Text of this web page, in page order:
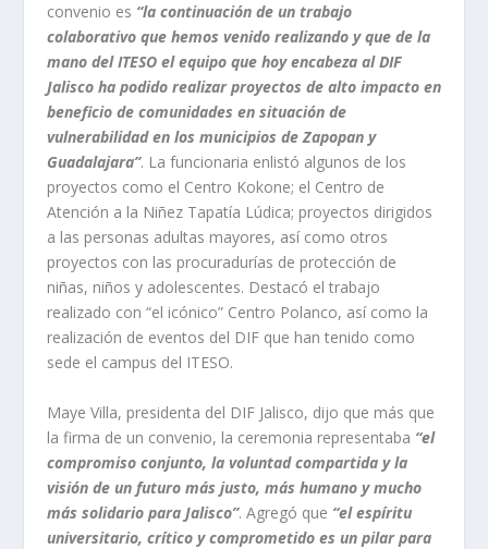
convenio es “la continuación de un trabajo
colaborativo que hemos venido realizando y que de la
mano del ITESO el equipo que hoy encabeza al DIF
Jalisco ha podido realizar proyectos de alto impacto en
beneficio de comunidades en situación de
vulnerabilidad en los municipios de Zapopan y
Guadalajara”. La funcionaria enlistó algunos de los
proyectos como el Centro Kokone; el Centro de
Atención a la Niñez Tapatía Lúdica; proyectos dirigidos
a las personas adultas mayores, así como otros
proyectos con las procuradurías de protección de
niñas, niños y adolescentes. Destacó el trabajo
realizado con “el icónico” Centro Polanco, así como la
realización de eventos del DIF que han tenido como
sede el campus del ITESO.
Maye Villa, presidenta del DIF Jalisco, dijo que más que
la firma de un convenio, la ceremonia representaba “el
compromiso conjunto, la voluntad compartida y la
visión de un futuro más justo, más humano y mucho
más solidario para Jalisco”. Agregó que “el espíritu
universitario, crítico y comprometido es un pilar para